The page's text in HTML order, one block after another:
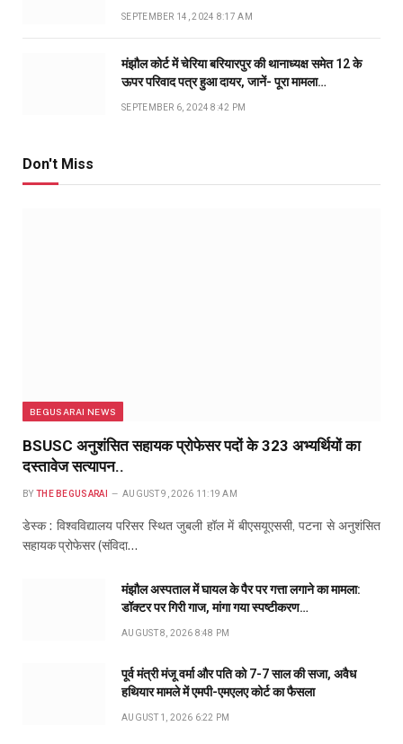
SEPTEMBER 14, 2024 8:17 AM
मंझौल कोर्ट में चेरिया बरियारपुर की थानाध्यक्ष समेत 12 के
ऊपर परिवाद पत्र हुआ दायर, जानें- पूरा मामला…
SEPTEMBER 6, 2024 8:42 PM
Don't Miss
BEGUSARAI NEWS
BSUSC अनुशंसित सहायक प्रोफेसर पदों के 323 अभ्यर्थियों का
दस्तावेज सत्यापन..
BY THE BEGUSARAI AUGUST 9, 2026 11:19 AM
डेस्क : विश्वविद्यालय परिसर स्थित जुबली हॉल में बीएसयूएससी, पटना से अनुशंसित
सहायक प्रोफेसर (संविदा…
मंझौल अस्पताल में घायल के पैर पर गत्ता लगाने का मामला:
डॉक्टर पर गिरी गाज, मांगा गया स्पष्टीकरण…
AUGUST 8, 2026 8:48 PM
पूर्व मंत्री मंजू वर्मा और पति को 7-7 साल की सजा, अवैध
हथियार मामले में एमपी-एमएलए कोर्ट का फैसला
AUGUST 1, 2026 6:22 PM